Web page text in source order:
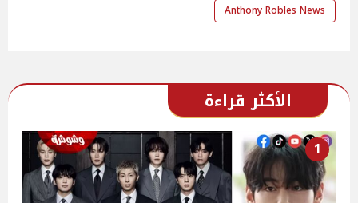
Anthony Robles News
الأكثر قراءة
1